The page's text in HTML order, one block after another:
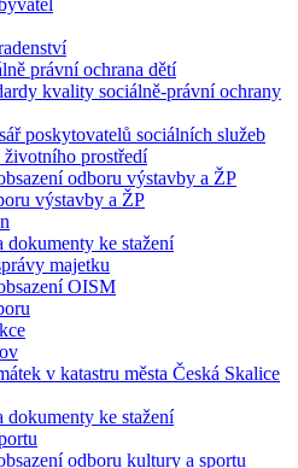
právní ochrana dětí
kvality sociálně-právní ochrany
poskytovatelů sociálních služeb
prostředí
odboru výstavby a ŽP
výstavby a ŽP
dokumenty ke stažení
majetku
OISM
v katastru města Česká Skalice
dokumenty ke stažení
odboru kultury a sportu